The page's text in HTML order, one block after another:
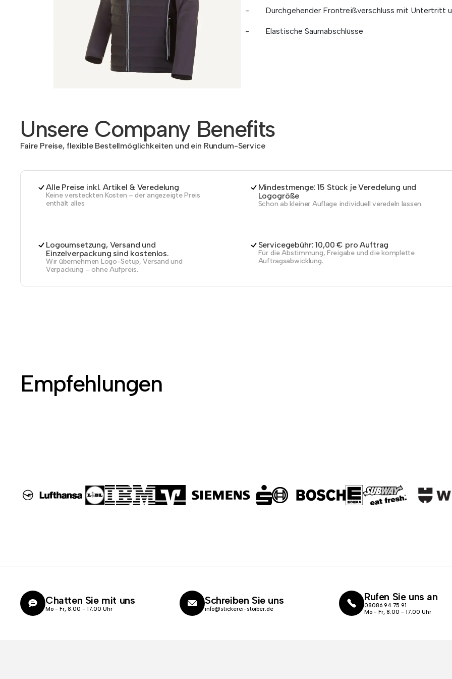
- Durchgehender Frontreißverschluss mit Untertritt
- Elastische Saumabschlüsse
Unsere Company Benefits
Faire Preise, flexible Bestellmöglichkeiten und ein Rundum-Service
Alle Preise inkl. Artikel & Veredelung
Keine versteckten Kosten – der angezeigte Preis
enthält alles.
Mindestmenge: 15 Stück je Veredelung und
Logogröße
Schon ab kleiner Auflage individuell veredeln lassen.
Logoumsetzung, Versand und
Einzelverpackung sind kostenlos.
Wir übernehmen Logo-Setup, Versand und
Verpackung – ohne Aufpreis.
Servicegebühr: 10,00 € pro Auftrag
Für die Abstimmung, Freigabe und die komplette
Auftragsabwicklung.
Empfehlungen
Chatten Sie mit uns
Mo - Fr, 8:00 - 17:00 Uhr
Schreiben Sie uns
info@stickerei-stoiber.de
Rufen Sie uns an
08086 94 75 91
Mo - Fr, 8:00 - 17.00 Uhr